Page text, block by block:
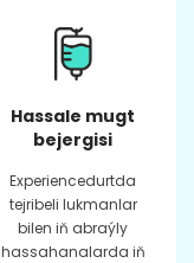
Hassale mugt
bejergisi
Experiencedurtda
tejribeli lukmanlar
bilen iň abraýly
hassahanalarda iň